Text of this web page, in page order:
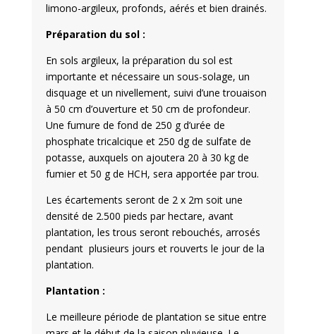
limono-argileux, profonds, aérés et bien drainés.
Préparation du sol :
En sols argileux, la préparation du sol est
importante et nécessaire un sous-solage, un
disquage et un nivellement, suivi d’une trouaison
à 50 cm d’ouverture et 50 cm de profondeur.
Une fumure de fond de 250 g d’urée de
phosphate tricalcique et 250 dg de sulfate de
potasse, auxquels on ajoutera 20 à 30 kg de
fumier et 50 g de HCH, sera apportée par trou.
Les écartements seront de 2 x 2m soit une
densité de 2.500 pieds par hectare, avant
plantation, les trous seront rebouchés, arrosés
pendant plusieurs jours et rouverts le jour de la
plantation.
Plantation :
Le meilleure période de plantation se situe entre